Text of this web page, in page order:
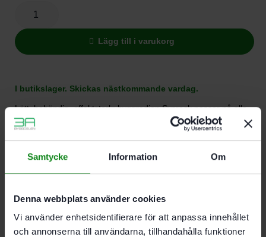
Samtycke Information Om
Denna webbplats använder cookies
Vi använder enhetsidentifierare för att anpassa innehållet
och annonserna till användarna, tillhandahålla funktioner
Lägg till i varukorg
I butikslager. Skickas nästkommande vardag.
Lätt, behändig, effektstark: byggradion Sysrock passar på alla
fönsterbänkar och förenar kompakta mått med låg vikt och
att Sysrock håller takten även när arbetsvillkoren är tuffa. Och
handsfree-funktionen kan du både lyssna på favoritkanalerna
ljudkvalitet – samtidigt som kunderna alltid kan nå dig.